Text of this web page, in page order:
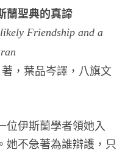
蘭聖典的真諦
Friendship and a
，葉品岑譯，八旗文
位伊斯蘭學者領她入
她不急著為誰辯護，只